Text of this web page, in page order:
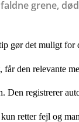
grene,
gør det muligt for
den relevante
Den registrerer
retter fejl og